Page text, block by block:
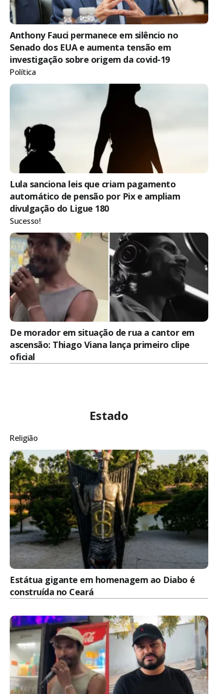
Anthony Fauci permanece em silêncio no
Senado dos EUA e aumenta tensão em
investigação sobre origem da covid-19
Política
Lula sanciona leis que criam pagamento
automático de pensão por Pix e ampliam
divulgação do Ligue 180
Sucesso!
De morador em situação de rua a cantor em
ascensão: Thiago Viana lança primeiro clipe
oficial
Estado
Religião
Estátua gigante em homenagem ao Diabo é
construída no Ceará